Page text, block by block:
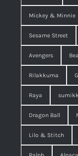
Mickey & Minnie
Sesame Street
Avengers
Rilakkuma
Raya
Dragon Ball
Lilo & Stitch